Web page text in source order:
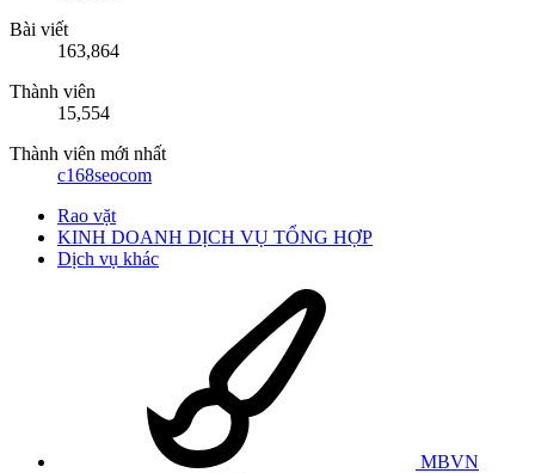
Bài viết
163,864
Thành viên
15,554
Thành viên mới nhất
c168seocom
Rao vặt
KINH DOANH DỊCH VỤ TỔNG HỢP
Dịch vụ khác
MBVN